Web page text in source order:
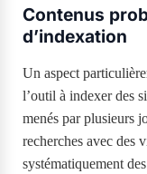
Contenus
d’indexation
Un aspect
l’outil à indexer des
menés par plusieurs
recherches avec des
systématiquement